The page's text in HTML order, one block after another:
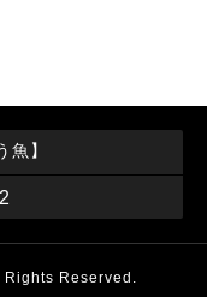
魚】
Rights Reserved.